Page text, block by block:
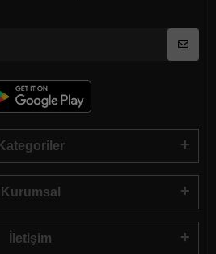
Kategoriler
Kurumsal
İletişim